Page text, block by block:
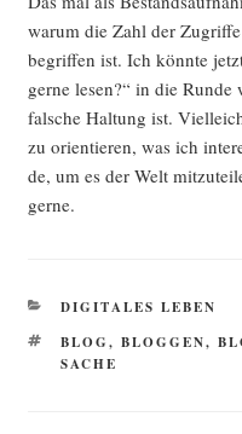
war­um die Zahl der
begrif­fen ist. Ich könn­te
ger­ne lesen?“ in die Run­de
fal­sche Hal­tung ist.
zu ori­en­tie­ren, was ich
de, um es der Welt
gerne.
KATEGORIEN
DIGITALES LEBEN
SCHLAGWÖRTER
BLOG, BLOGGEN,
SACHE